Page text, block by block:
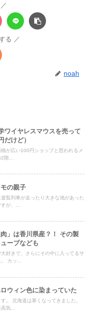
る
noah
ワイヤレスマウスを売って
だけど）
が広い100円ショップと思われるメ
階...
の親子
覧列車が走ったり大きな池があった
が、...
」は香川県産？！ その製
ーブなども
好きで、さらにその中に入ってるサ
カッ...
ウィン色に染まっていた
。 北海道は寒くなってきました。
気...